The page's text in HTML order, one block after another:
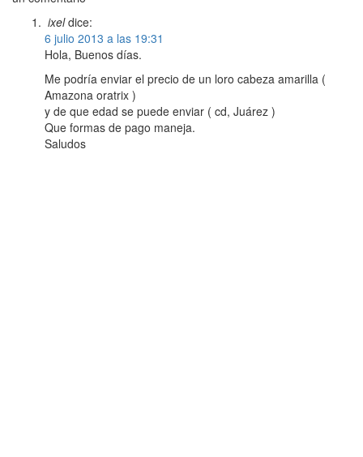
ixel dice:
6 julio 2013 a las 19:31
Hola, Buenos días.
Me podría enviar el precio de un loro cabeza amarilla (
Amazona oratrix )
y de que edad se puede enviar ( cd, Juárez )
Que formas de pago maneja.
Saludos